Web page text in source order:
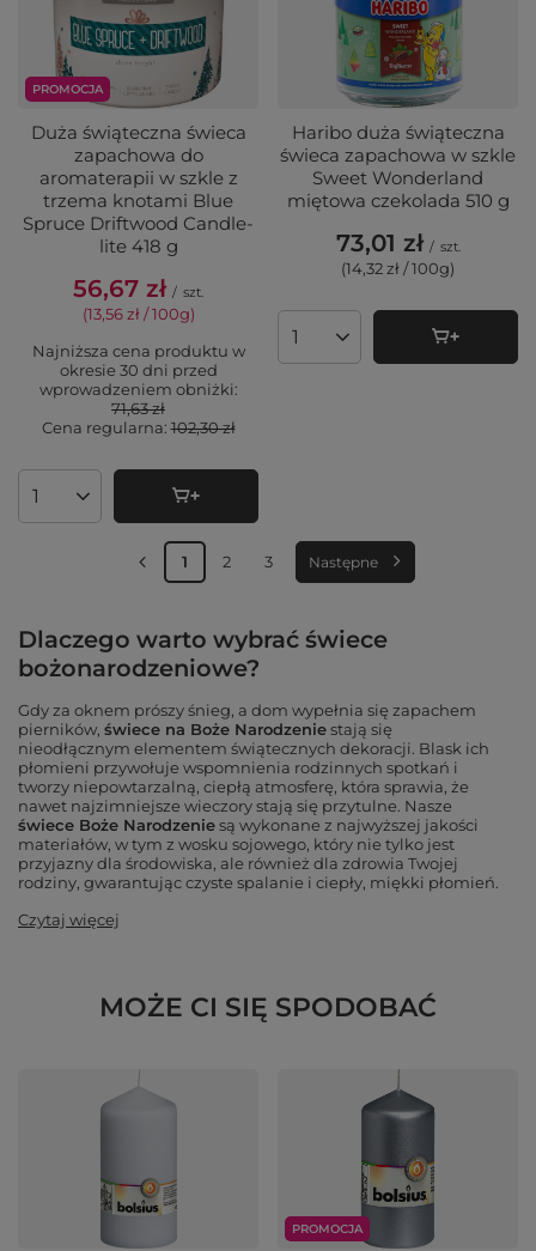
PROMOCJA
Duża świąteczna świeca
zapachowa do
aromaterapii w szkle z
trzema knotami Blue
Spruce Driftwood Candle-
lite 418 g
56,67 zł / szt.
(13,56 zł / 100g)
Najniższa cena produktu w
okresie 30 dni przed
wprowadzeniem obniżki:
71,63 zł
Cena regularna:102,30 zł
Ilość produktów
Haribo duża świąteczna
świeca zapachowa w szkle
Sweet Wonderland
miętowa czekolada 510 g
73,01 zł / szt.
(14,32 zł / 100g)
Ilość produktów
1 2 3 Następne
Dlaczego warto wybrać świece
bożonarodzeniowe?
Gdy za oknem prószy śnieg, a dom wypełnia się zapachem
pierników, świece na Boże Narodzeniestają się
nieodłącznym elementem świątecznych dekoracji. Blask ich
płomieni przywołuje wspomnienia rodzinnych spotkań i
tworzy niepowtarzalną, ciepłą atmosferę, która sprawia, że
nawet najzimniejsze wieczory stają się przytulne. Nasze
świece Boże Narodzeniesą wykonane z najwyższej jakości
materiałów, w tym z wosku sojowego, który nie tylko jest
przyjazny dla środowiska, ale również dla zdrowia Twojej
rodziny, gwarantując czyste spalanie i ciepły, miękki płomień.
Czytaj więcej
MOŻE CI SIĘ SPODOBAĆ
PROMOCJA